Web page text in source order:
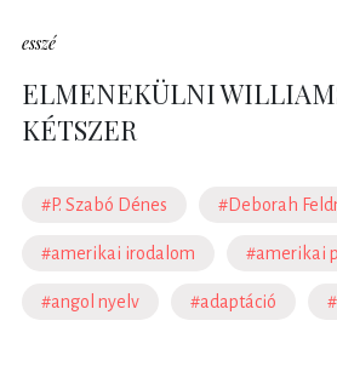
esszé
ELMENEKÜLNI
KÉTSZER
#P. Szabó Dénes #Deborah
#amerikai irodalom #amerikai
#angol nyelv #adaptáció